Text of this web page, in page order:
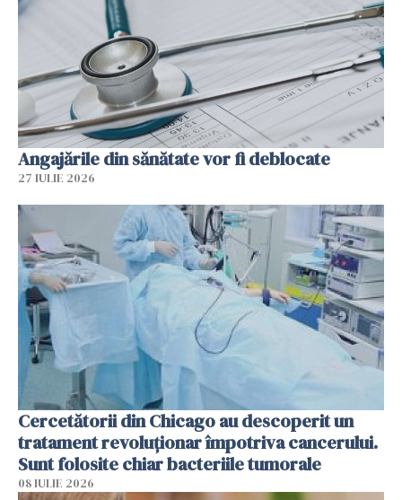
Angajările din sănătate vor fi deblocate
27 IULIE 2026
Cercetătorii din Chicago au descoperit un
tratament revoluționar împotriva cancerului.
Sunt folosite chiar bacteriile tumorale
08 IULIE 2026